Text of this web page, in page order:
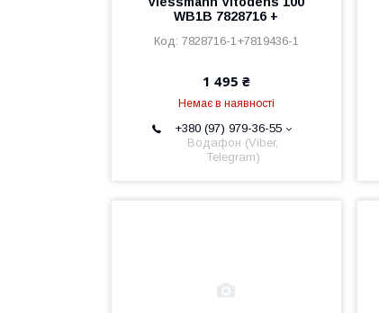
WB1B 7828716 +
7828716-1+7819436-1
1 495 ₴
Немає в наявності
+380 (97) 979-36-55
Водафон (Viber,
Telegram)